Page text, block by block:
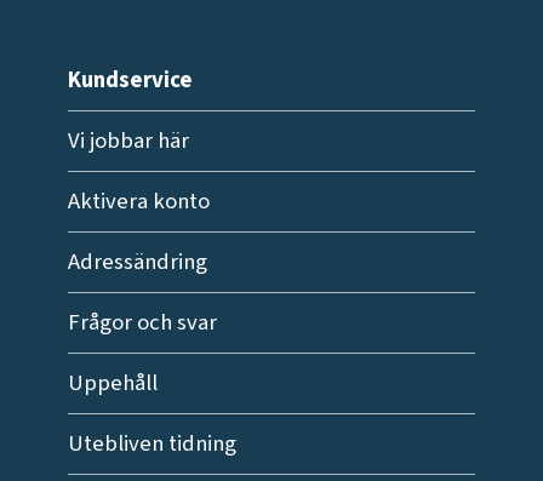
Kundservice
Vi jobbar här
Aktivera konto
Adressändring
Frågor och svar
Uppehåll
Utebliven tidning